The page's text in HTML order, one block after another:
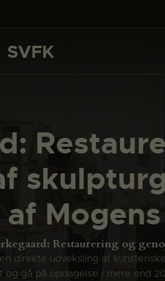
SVFK
Restaurering og
direkte udveksling af
gå på opdagelse i mere end
SVFK